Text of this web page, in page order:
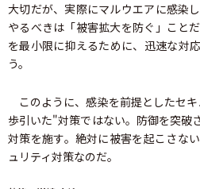
大切だが、実際にマルウエアに感染
やるべきは「被害拡大を防ぐ」こと
を最小限に抑えるために、迅速な対
う。
このように、感染を前提としたセ
歩引いた"対策ではない。防御を突破
対策を施す。絶対に被害を起こさな
ュリティ対策なのだ。